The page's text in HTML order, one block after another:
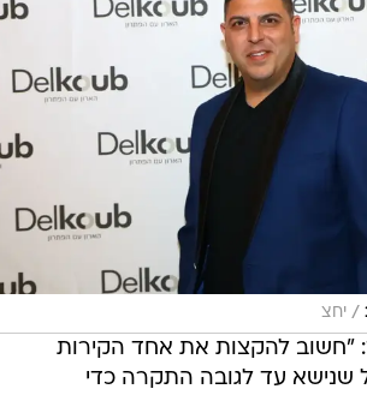
/ יחצ
"חשוב להקצות את אחד הקירות
שנישא עד לגובה התקרה כדי